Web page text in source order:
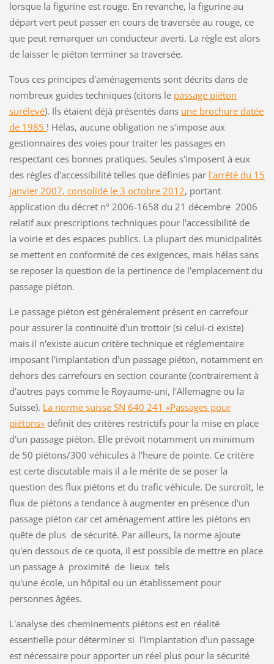
lorsque la figurine est rouge. En revanche, la figurine au
départ vert peut passer en cours de traversée au rouge, ce
que peut remarquer un conducteur averti. La règle est alors
de laisser le piéton terminer sa traversée.
Tous ces principes d'aménagements sont décrits dans de
nombreux guides techniques (citons le passage piéton
surélevé). Ils étaient déjà présentés dans une brochure datée
de 1985 ! Hélas, aucune obligation ne s'impose aux
gestionnaires des voies pour traiter les passages en
respectant ces bonnes pratiques. Seules s'imposent à eux
des règles d'accessibilité telles que définies par l'arrêté du 15
janvier 2007, consolidé le 3 octobre 2012, portant
application du décret n° 2006-1658 du 21 décembre 2006
relatif aux prescriptions techniques pour l'accessibilité de
la voirie et des espaces publics. La plupart des municipalités
se mettent en conformité de ces exigences, mais hélas sans
se reposer la question de la pertinence de l'emplacement du
passage piéton.
Le passage piéton est généralement présent en carrefour
pour assurer la continuité d'un trottoir (si celui-ci existe)
mais il n'existe aucun critère technique et réglementaire
imposant l'implantation d'un passage piéton, notamment en
dehors des carrefours en section courante (contrairement à
d'autres pays comme le Royaume-uni, l'Allemagne ou la
Suisse). La norme suisse SN 640 241 «Passages pour
piétons»définit des critères restrictifs pour la mise en place
d'un passage piéton. Elle prévoit notamment un minimum
de 50 piétons/300 véhicules à l'heure de pointe. Ce critère
est certe discutable mais il a le mérite de se poser la
question des flux piétons et du trafic véhicule. De surcroît, le
flux de piétons a tendance à augmenter en présence d'un
passage piéton car cet aménagement attire les piétons en
quête de plus de sécurité. Par ailleurs, la norme ajoute
qu'en dessous de ce quota, il est possible de mettre en place
un passage à proximité de lieux tels
qu'une école, un hôpital ou un établissement pour
personnes âgées.
L'analyse des cheminements piétons est en réalité
essentielle pour déterminer si l'implantation d'un passage
est nécessaire pour apporter un réel plus pour la sécurité